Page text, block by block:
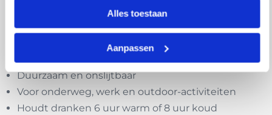
Alles toestaan
Aanpassen
voor de winter dus en een aanwinst op je
(flex)werkplek zodat je jezelf kan hydrateren.
Duurzaam en onslijtbaar
Voor onderweg, werk en outdoor-activiteiten
Houdt dranken 6 uur warm of 8 uur koud